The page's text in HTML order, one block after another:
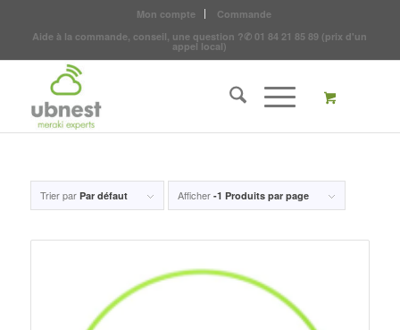
Mon compte
Commande
Aide à la commande, conseil, une question ?✆ 01 84 21 85 89 (prix d'un
appel local)
Trier par Par défaut Afficher -1 Produits par page